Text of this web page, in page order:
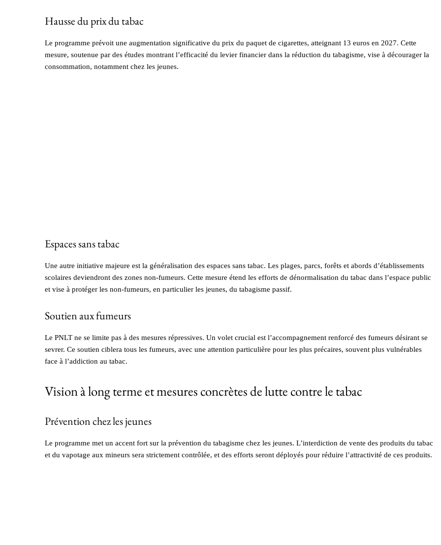
Hausse du prix du tabac
Le programme prévoit une augmentation significative du prix du paquet de cigarettes, atteignant 13 euros en 2027. Cette
mesure, soutenue par des études montrant l’efficacité du levier financier dans la réduction du tabagisme, vise à décourager la
consommation, notamment chez les jeunes.
Espaces sans tabac
Une autre initiative majeure est la généralisation des espaces sans tabac. Les plages, parcs, forêts et abords d’établissements
scolaires deviendront des zones non-fumeurs. Cette mesure étend les efforts de dénormalisation du tabac dans l’espace public
et vise à protéger les non-fumeurs, en particulier les jeunes, du tabagisme passif.
Soutien aux fumeurs
Le PNLT ne se limite pas à des mesures répressives. Un volet crucial est l’accompagnement renforcé des fumeurs désirant se
sevrer. Ce soutien ciblera tous les fumeurs, avec une attention particulière pour les plus précaires, souvent plus vulnérables
face à l’addiction au tabac.
Vision à long terme et mesures concrètes de lutte contre le tabac
Prévention chez les jeunes
Le programme met un accent fort sur la prévention du tabagisme chez les jeunes. L’interdiction de vente des produits du tabac
et du vapotage aux mineurs sera strictement contrôlée, et des efforts seront déployés pour réduire l’attractivité de ces produits.